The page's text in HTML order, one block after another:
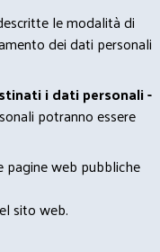
le modalità di
dei dati personali
i dati personali -
potranno essere
web pubbliche
sito web.